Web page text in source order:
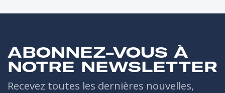
ABONNEZ-VOUS À
NOTRE NEWSLETTER
Recevez toutes les dernières nouvelles,